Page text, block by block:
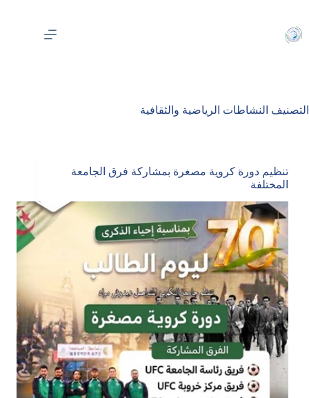
المحتوى
التصنيف النشاطات الرياضية والثقافية
تنظيم دورة كروية مصغرة بمشاركة فرق الجامعة
المختلفة